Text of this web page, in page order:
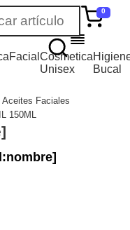
0
FacialCosmetica
Unisex
Bucal
Aceites Faciales
150ML